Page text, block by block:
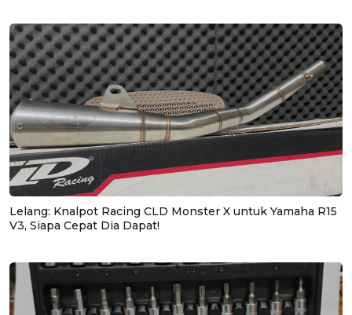
Lelang: Knalpot Racing CLD Monster X untuk Yamaha R15
V3, Siapa Cepat Dia Dapat!